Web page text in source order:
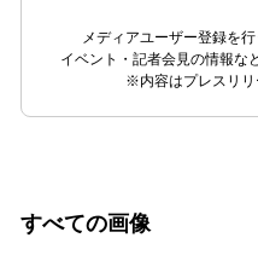
メディアユーザー登録を
イベント・記者会見の情報な
※内容はプレスリリ
すべての画像